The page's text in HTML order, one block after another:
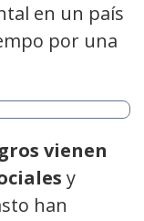
en un país
por una
vienen
y
han